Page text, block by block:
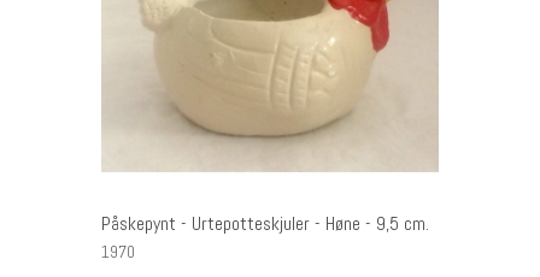
Påskepynt - Urtepotteskjuler - Høne - 9,5 cm.
1970